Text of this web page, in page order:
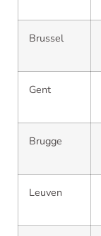
Brussel
Gent
Brugge
Leuven